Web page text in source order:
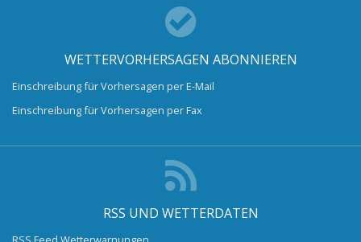
WETTERVORHERSAGEN ABONNIEREN
Einschreibung für Vorhersagen per E-Mail
Einschreibung für Vorhersagen per Fax
RSS UND WETTERDATEN